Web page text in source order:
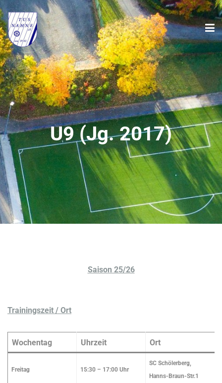
U9 (Jg. 2017)
Saison 25/26
Trainingszeit / Ort
Wochentag Uhrzeit Ort
Freitag 15:30 – 17:00 Uhr
SC Schölerberg,
Hanns-Braun-Str.1